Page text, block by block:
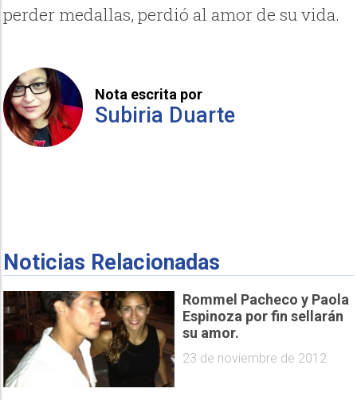
perder medallas, perdió al amor de su vida.
Nota escrita por
Subiria Duarte
Noticias Relacionadas
Rommel Pacheco y Paola
Espinoza por fin sellarán
su amor.
23 de noviembre de 2012